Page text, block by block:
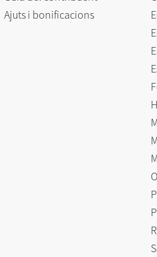
Ajuts i bonificacions